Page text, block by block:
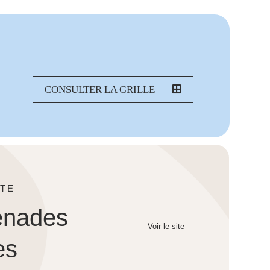
CONSULTER LA GRILLE
Voir le site